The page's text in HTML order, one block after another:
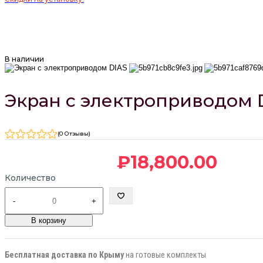
В наличии
Экран с электроприводом
(0 Отзывы)
₽18,800.00
Количество
- +
В корзину
Бесплатная доставка по Крымуна готовые комплекты